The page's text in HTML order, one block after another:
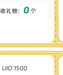
收礼物： 0个
UID:1500